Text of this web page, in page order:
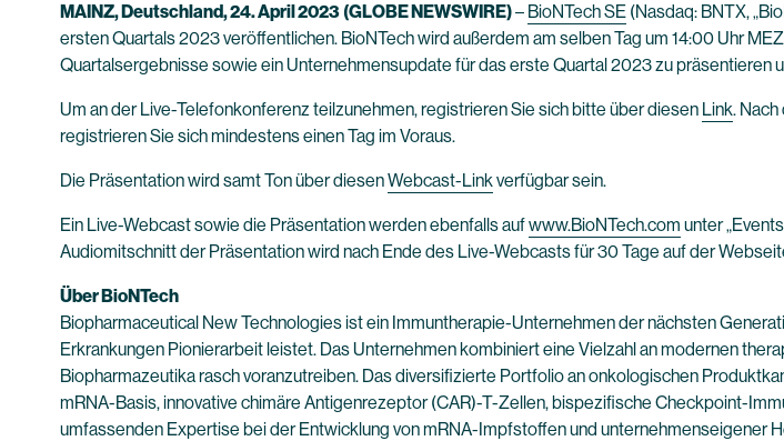
MAINZ, Deutschland, 24. April 2023 (GLOBE NEWSWIRE)– BioNTech SE (Nasdaq: BNTX,
ersten Quartals 2023 veröffentlichen. BioNTech wird außerdem am selben Tag um 14:00 Uhr
Quartalsergebnisse sowie ein Unternehmensupdate für das erste Quartal 2023 zu präsentieren
Um an der Live-Telefonkonferenz teilzunehmen, registrieren Sie sich bitte über diesen Link.
registrieren Sie sich mindestens einen Tag im Voraus.
Die Präsentation wird samt Ton über diesenWebcast-Linkverfügbar sein.
Ein Live-Webcast sowie die Präsentation werden ebenfalls aufwww.BioNTech.com unter
Audiomitschnitt der Präsentation wird nach Ende des Live-Webcasts für 30 Tage auf der
Über BioNTech
Biopharmaceutical New Technologies ist ein Immuntherapie-Unternehmen der nächsten
Erkrankungen Pionierarbeit leistet. Das Unternehmen kombiniert eine Vielzahl an modernen
Biopharmazeutika rasch voranzutreiben. Das diversifizierte Portfolio an onkologischen
mRNA-Basis, innovative chimäre Antigenrezeptor (CAR)-T-Zellen, bispezifische Checkpoint-
umfassenden Expertise bei der Entwicklung von mRNA-Impfstoffen und